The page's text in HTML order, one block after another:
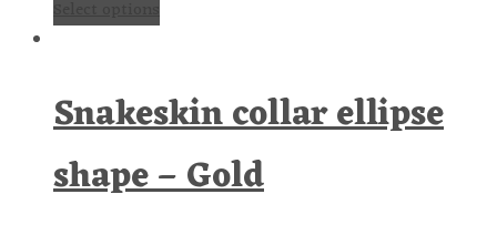
Snakeskin collar ellipse
shape – Gold